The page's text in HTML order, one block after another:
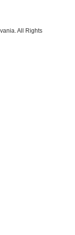
All Rights